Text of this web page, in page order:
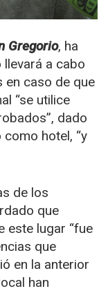
Gregorio, ha
a cabo
en caso de que
“se utilice
dado
hotel, “y
de los
que
este lugar “fue
que
en la anterior
han